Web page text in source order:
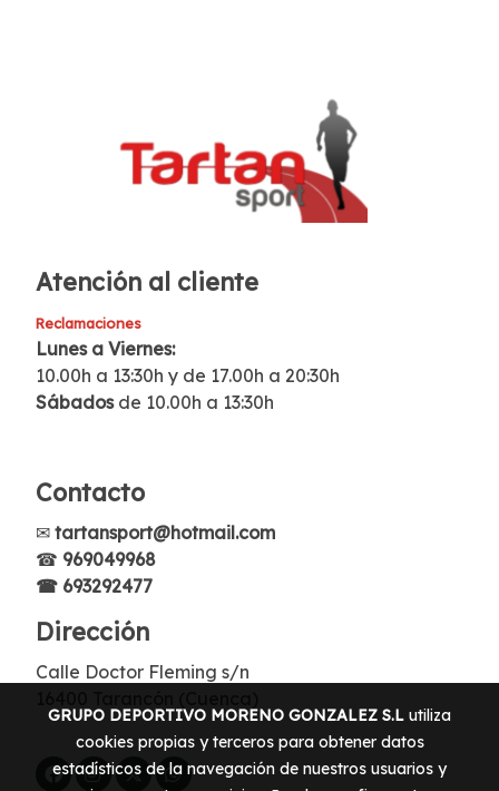
Atención al cliente
Reclamaciones
Lunes a Viernes:
10.00h a 13:30h y de 17.00h a 20:30h
Sábados de 10.00h a 13:30h
Contacto
✉ tartansport@hotmail.com
☎ 969049968
☎ 693292477
Dirección
Calle Doctor Fleming s/n
GRUPO DEPORTIVO MORENO GONZALEZ S.L utiliza
cookies propias y terceros para obtener datos
estadísticos de la navegación de nuestros usuarios y